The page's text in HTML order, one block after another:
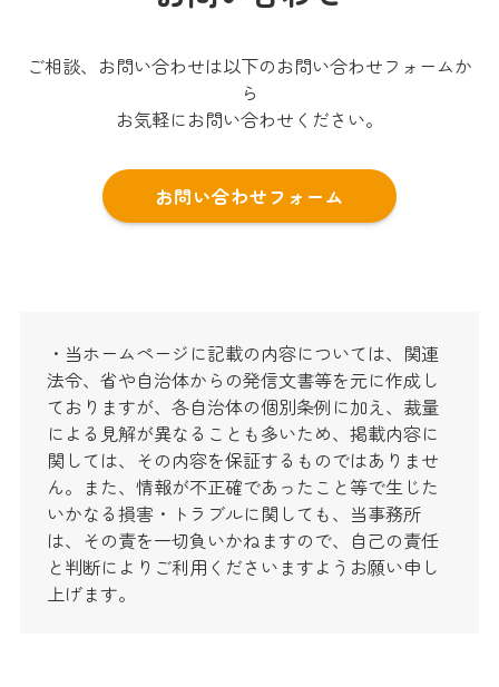
ご相談、お問い合わせは以下のお問い合わせフォームか
ら
お気軽にお問い合わせください。
お問い合わせフォーム
・当ホームページに記載の内容については、関連
法令、省や自治体からの発信文書等を元に作成し
ておりますが、各自治体の個別条例に加え、裁量
による見解が異なることも多いため、掲載内容に
関しては、その内容を保証するものではありませ
ん。また、情報が不正確であったこと等で生じた
いかなる損害・トラブルに関しても、当事務所
は、その責を一切負いかねますので、自己の責任
と判断によりご利用くださいますようお願い申し
上げます。